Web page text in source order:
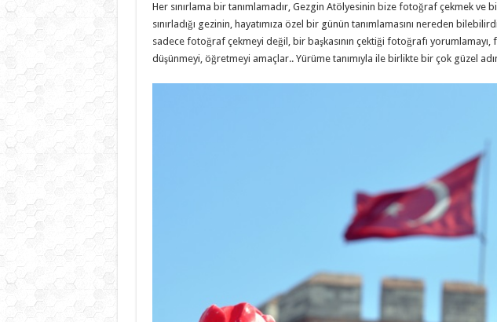
Her sınırlama bir tanımlamadır, Gezgin Atölyesinin bize fotoğraf çekmek ve
sınırladığı gezinin, hayatımıza özel bir günün tanımlamasını nereden
sadece fotoğraf çekmeyi değil, bir başkasının çektiği fotoğrafı yorumlamayı,
düşünmeyi, öğretmeyi amaçlar.. Yürüme tanımıyla ile birlikte bir çok güzel